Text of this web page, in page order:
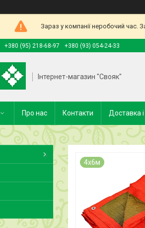
Зараз у компанії неробочий час.
+380 (95) 218-68-97 +380 (93) 054-24-33
Інтернет-магазин "Свояк"
Про нас Контакти Доставка
4х6м